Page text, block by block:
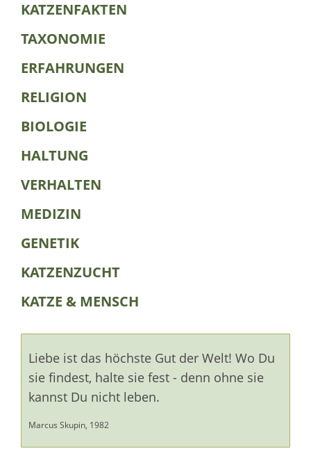
KATZENFAKTEN
TAXONOMIE
ERFAHRUNGEN
RELIGION
BIOLOGIE
HALTUNG
VERHALTEN
MEDIZIN
GENETIK
KATZENZUCHT
KATZE & MENSCH
Liebe ist das höchste Gut der Welt! Wo Du
sie findest, halte sie fest - denn ohne sie
kannst Du nicht leben.
Marcus Skupin, 1982